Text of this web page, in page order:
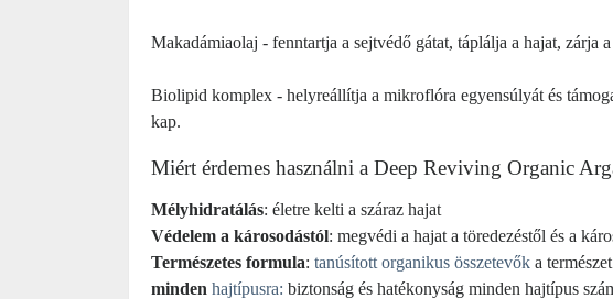
Makadámiaolaj - fenntartja a sejtvédő gátat, táplálja a hajat, zárja
Biolipid komplex - helyreállítja a mikroflóra egyensúlyát és
kap.
Miért érdemes használni a Deep Reviving Organic
Mélyhidratálás: életre kelti a száraz hajat
Védelem a károsodástól: megvédi a hajat a töredezéstől és a
Természetes formula: tanúsított organikus összetevők a
minden hajtípusra: biztonság és hatékonyság minden hajtípus